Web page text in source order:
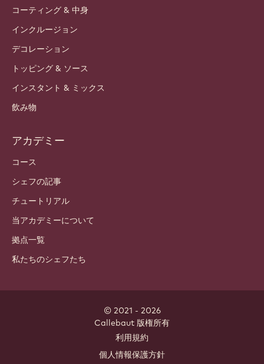
お問い合わせ
ニュースレター
どこで買えますか？
ナッツの成分
コーティング & 中身
インクルージョン
デコレーション
トッピング & ソース
インスタント & ミックス
飲み物
アカデミー